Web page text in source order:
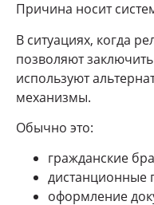
Причина носит
В ситуациях, когда
позволяют
используют
механизмы.
Обычно это:
гражданские
дистанционные
оформление